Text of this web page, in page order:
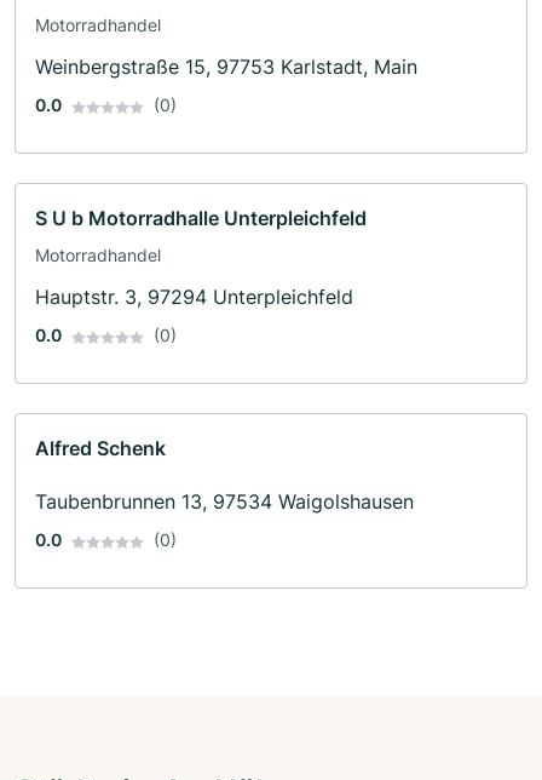
Motorradhandel
Weinbergstraße 15, 97753 Karlstadt, Main
0.0 (0)
S U b Motorradhalle Unterpleichfeld
Motorradhandel
Hauptstr. 3, 97294 Unterpleichfeld
0.0 (0)
Alfred Schenk
Taubenbrunnen 13, 97534 Waigolshausen
0.0 (0)